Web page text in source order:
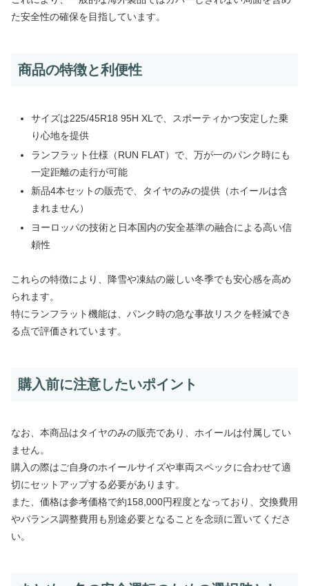
た安全性の確保を目指しています。
商品の特徴と利便性
サイズは225/45R18 95H XLで、スポーティかつ安定した乗
り心地を提供
ランフラット仕様（RUN FLAT）で、万が一のパンク時にも
一定距離の走行が可能
新品4本セットの販売で、タイヤのみの提供（ホイールは含
まれません）
ヨーロッパの技術と日本国内の安全基準の融合による高い信
頼性
これらの特徴により、降雪や凍結の厳しい冬季でも安心感を高め
られます。
特にランフラット機能は、パンク時の急な事故リスクを軽減でき
る点で評価されています。
購入前に注意したいポイント
なお、本商品はタイヤのみの販売であり、ホイールは付属してい
ません。
購入の際はご自身のホイールサイズや車両スペックに合わせて適
切にセットアップする必要があります。
また、価格は参考価格で約158,000円程度となっており、交換費用
やバランス調整費用も別途必要となることを念頭に置いてくださ
い。